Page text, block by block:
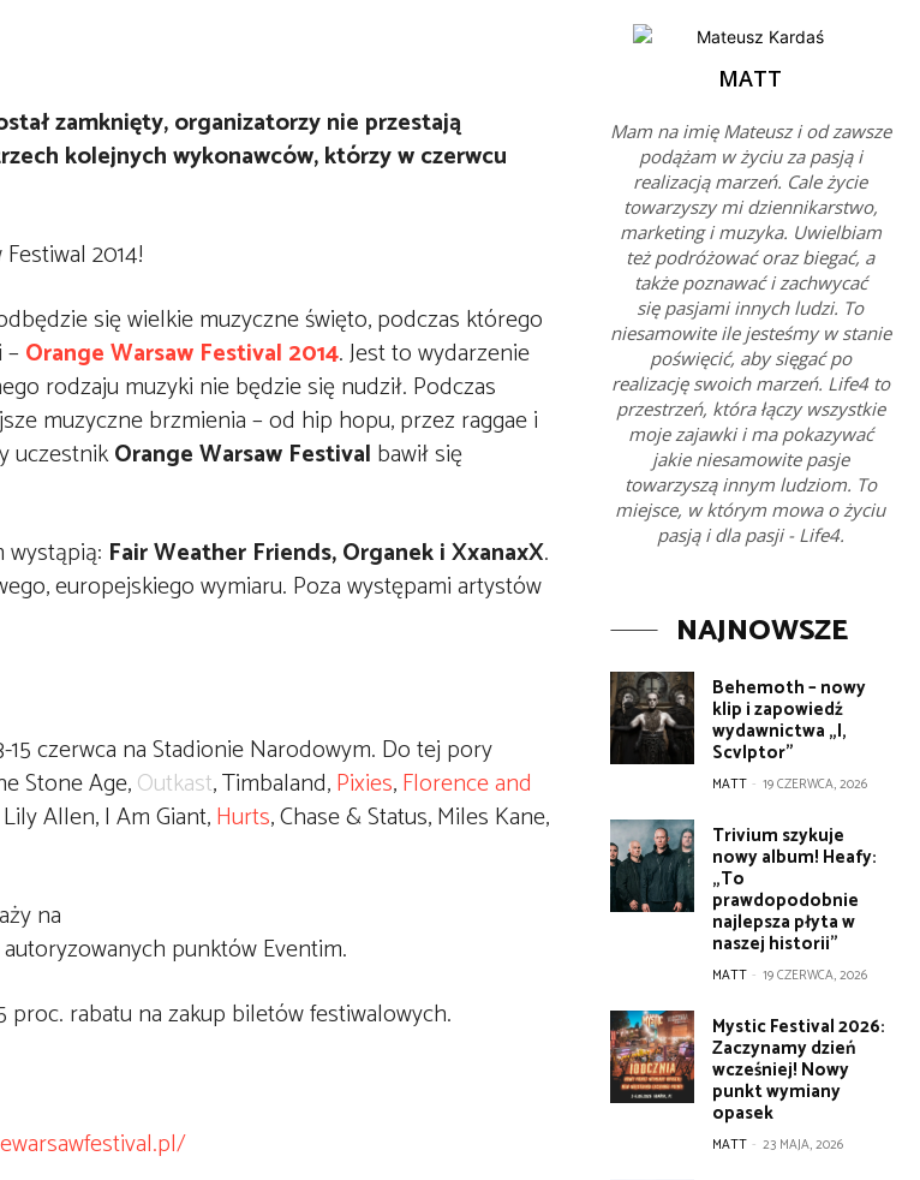
zamknięty, organizatorzy nie przestają
kolejnych wykonawców, którzy w czerwcu
się wielkie muzyczne święto, podczas którego
Orange Warsaw Festival 2014. Jest to wydarzenie
rodzaju muzyki nie będzie się nudził. Podczas
muzyczne brzmienia – od hip hopu, przez raggae i
uczestnikOrange Warsaw Festival bawił się
wystąpią: Fair Weather Friends, Organek i XxanaxX.
europejskiego wymiaru. Poza występami artystów
czerwca na Stadionie Narodowym. Do tej pory
Stone Age,Outkast, Timbaland,Pixies,Florence and
Allen, I Am Giant,Hurts, Chase & Status, Miles Kane,
na
punktów Eventim.
rabatu na zakup biletów festiwalowych.
MATT
Mam na imię Mateusz i od zawsze
podążam w życiu za pasją i
realizacją marzeń. Cale życie
towarzyszy mi dziennikarstwo,
marketing i muzyka. Uwielbiam
też podróżować oraz biegać, a
także poznawać i zachwycać
się pasjami innych ludzi. To
niesamowite ile jesteśmy w stanie
poświęcić, aby sięgać po
realizację swoich marzeń. Life4 to
przestrzeń, która łączy wszystkie
moje zajawki i ma pokazywać
jakie niesamowite pasje
towarzyszą innym ludziom. To
miejsce, w którym mowa o życiu
pasją i dla pasji - Life4.
NAJNOWSZE
Behemoth – nowy
klip i zapowiedź
wydawnictwa „I,
Scvlptor”
MATT - 19 CZERWCA, 2026
Trivium szykuje
nowy album! Heafy:
„To
prawdopodobnie
najlepsza płyta w
naszej historii”
MATT - 19 CZERWCA, 2026
Mystic Festival 2026:
Zaczynamy dzień
wcześniej! Nowy
punkt wymiany
opasek
MATT - 23 MAJA, 2026